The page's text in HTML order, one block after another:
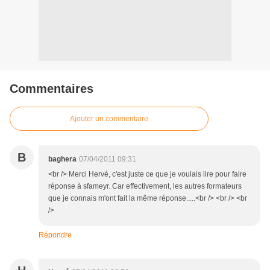
Commentaires
Ajouter un commentaire
B baghera 07/04/2011 09:31
<br /> Merci Hervé, c'est juste ce que je voulais lire pour faire
réponse à sfameyr. Car effectivement, les autres formateurs
que je connais m'ont fait la même réponse.....<br /> <br /> <br
/>
Répondre